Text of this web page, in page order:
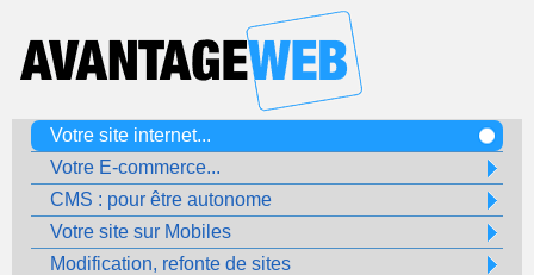
Votre site internet...
Votre E-commerce...
CMS : pour être autonome
Votre site sur Mobiles
Modification, refonte de sites